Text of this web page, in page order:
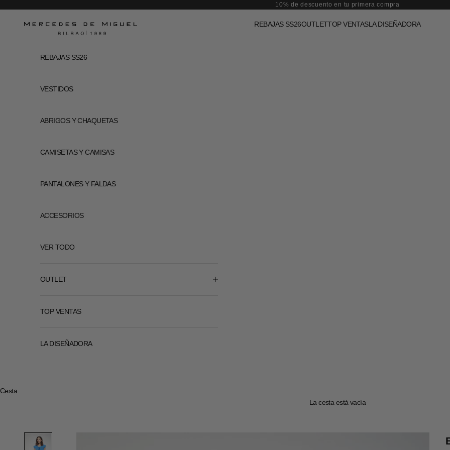
10% de descuento en tu primera compra
Mercedes de Miguel REBAJAS SS26OUTLETTOP VENTASLA DISEÑADORA
REBAJAS SS26
VESTIDOS
ABRIGOS Y CHAQUETAS
CAMISETAS Y CAMISAS
PANTALONES Y FALDAS
ACCESORIOS
VER TODO
OUTLET
TOP VENTAS
LA DISEÑADORA
Cesta
La cesta está vacía